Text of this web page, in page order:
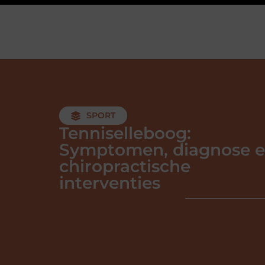
SPORT
Tenniselleboog:
Symptomen, diagnose
chiropractische
interventies